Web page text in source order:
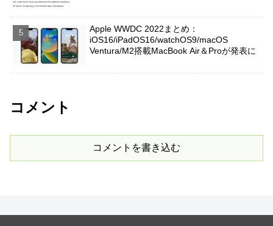
Apple WWDC 2022まとめ：
iOS16/iPadOS16/watchOS9/macOS
Ventura/M2搭載MacBook Air＆Proが発表に
コメント
コメントを書き込む